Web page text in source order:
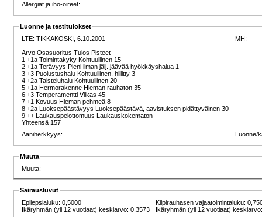
Allergiat ja iho-oireet:
Luonne ja testitulokset
LTE:TIKKAKOSKI, 6.10.2001
Arvo Osasuoritus Tulos Pisteet
1 +1a Toimintakyky Kohtuullinen 15
2 +1a Terävyys Pieni ilman jälj. jäävää hyökkäyshalua 1
3 +3 Puolustushalu Kohtuullinen, hillitty 3
4 +2a Taisteluhalu Kohtuullinen 20
5 +1a Hermorakenne Hieman rauhaton 35
6 +3 Temperamentti Vilkas 45
7 +1 Kovuus Hieman pehmeä 8
8 +2a Luoksepäästävyys Luoksepäästävä, aavistuksen pidättyväinen 30
9 ++ Laukauspelottomuus Laukauskokematon
Yhteensä 157
MH:
Ääniherkkyys: Luonne/
Muuta
Muuta:
Sairausluvut
Epilepsialuku: 0,5000
Ikäryhmän (yli 12 vuotiaat) keskiarvo: 0,3573
Kilpirauhasen vajaatoimintaluku:
Ikäryhmän (yli 12 vuotiaat)